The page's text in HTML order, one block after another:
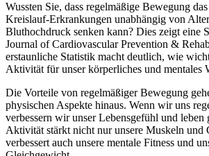
Wussten Sie, dass regelmäßige Bewegung
Kreislauf-Erkrankungen unabhängig von
Bluthochdruck senken kann? Dies zeigt eine
Journal of Cardiovascular Prevention &
erstaunliche Statistik macht deutlich, wie
Aktivität für unser körperliches und mentales
Die Vorteile von regelmäßiger Bewegung
physischen Aspekte hinaus. Wenn wir uns
verbessern wir unser Lebensgefühl und
Aktivität stärkt nicht nur unsere Muskeln und
verbessert auch unsere mentale Fitness und